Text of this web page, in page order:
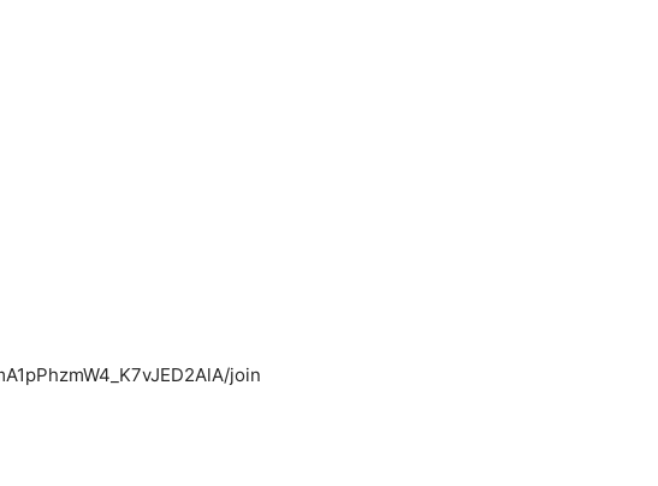
join